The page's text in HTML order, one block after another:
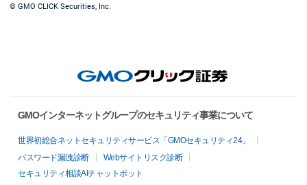
© GMO CLICK Securities, Inc.
GMOインターネットグループのセキュリティ事業について
世界初総合ネットセキュリティサービス「GMOセキュリティ24」
パスワード漏洩診断
Webサイトリスク診断
セキュリティ相談AIチャットボット